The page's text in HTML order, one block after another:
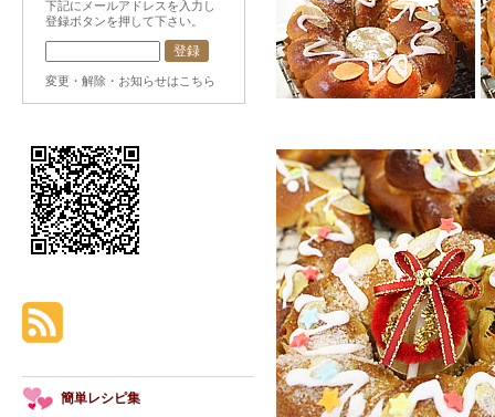
下記にメールアドレスを入力し
登録ボタンを押して下さい。
変更・解除・お知らせはこちら
簡単レシピ集